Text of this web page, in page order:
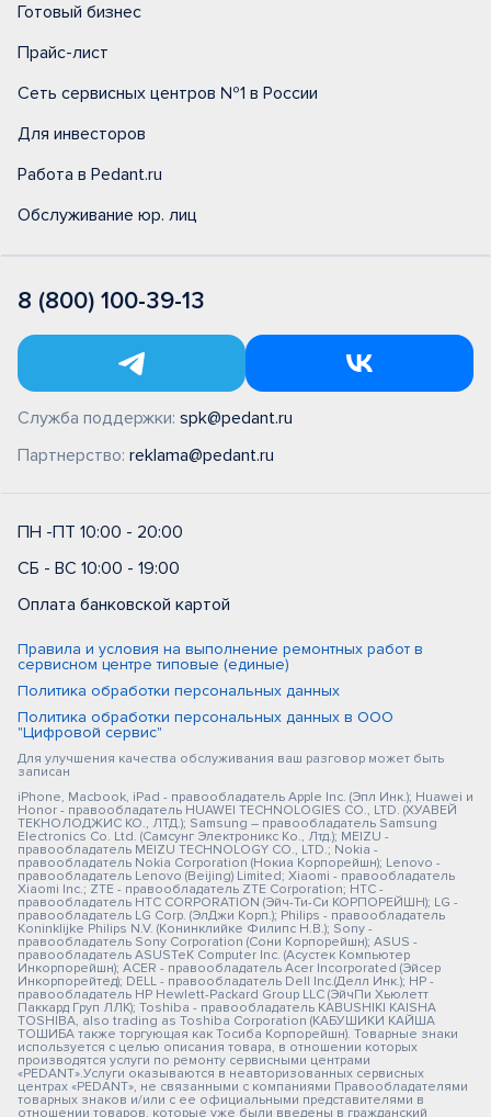
Готовый бизнес
Прайс-лист
Сеть сервисных центров №1 в России
Для инвесторов
Работа в Pedant.ru
Обслуживание юр. лиц
8 (800) 100-39-13
Служба поддержки: spk@pedant.ru
Партнерство: reklama@pedant.ru
ПН -ПТ 10:00 - 20:00
СБ - ВС 10:00 - 19:00
Оплата банковской картой
Правила и условия на выполнение ремонтных работ в
сервисном центре типовые (единые)
Политика обработки персональных данных
Политика обработки персональных данных в ООО
"Цифровой сервис"
Для улучшения качества обслуживания ваш разговор может быть
записан
iPhone, Macbook, iPad - правообладатель Apple Inc. (Эпл Инк.); Huawei и
Honor - правообладатель HUAWEI TECHNOLOGIES CO., LTD. (ХУАВЕЙ
ТЕКНОЛОДЖИС КО., ЛТД.); Samsung – правообладатель Samsung
Electronics Co. Ltd. (Самсунг Электроникс Ко., Лтд.); MEIZU -
правообладатель MEIZU TECHNOLOGY CO., LTD.; Nokia -
правообладатель Nokia Corporation (Нокиа Корпорейшн); Lenovo -
правообладатель Lenovo (Beijing) Limited; Xiaomi - правообладатель
Xiaomi Inc.; ZTE - правообладатель ZTE Corporation; HTC -
правообладатель HTC CORPORATION (Эйч-Ти-Си КОРПОРЕЙШН); LG -
правообладатель LG Corp. (ЭлДжи Корп.); Philips - правообладатель
Koninklijke Philips N.V. (Конинклийке Филипс Н.В.); Sony -
правообладатель Sony Corporation (Сони Корпорейшн); ASUS -
правообладатель ASUSTeK Computer Inc. (Асустек Компьютер
Инкорпорейшн); ACER - правообладатель Acer Incorporated (Эйсер
Инкорпорейтед); DELL - правообладатель Dell Inc.(Делл Инк.); HP -
правообладатель HP Hewlett-Packard Group LLC (ЭйчПи Хьюлетт
Паккард Груп ЛЛК); Toshiba - правообладатель KABUSHIKI KAISHA
TOSHIBA, also trading as Toshiba Corporation (КАБУШИКИ КАЙША
ТОШИБА также торгующая как Тосиба Корпорейшн). Товарные знаки
используется с целью описания товара, в отношении которых
производятся услуги по ремонту сервисными центрами
«PEDANT».Услуги оказываются в неавторизованных сервисных
центрах «PEDANT», не связанными с компаниями Правообладателями
товарных знаков и/или с ее официальными представителями в
отношении товаров, которые уже были введены в гражданский